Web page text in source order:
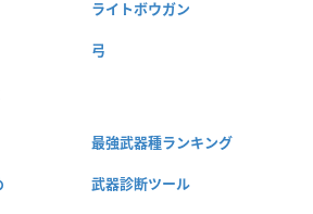
ライトボウガン
弓
最強武器種ランキング
武器診断ツール